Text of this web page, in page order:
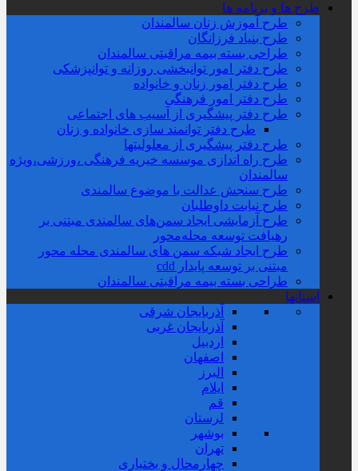
طرح ها و برنامه ها
طرح آموزش زنان سالمندان
طرح بنیاد فرزانگان
طراحی بسته بیمه مراقبتی سالمندان
طرح دفتر امور توانبخشی روزانه و توانپزشکی
طرح دفتر امور زنان و خانواده
طرح دفتر امور فرهنگی
طرح دفتر پیشگیری از آسیب های اجتماعی
طرح دفتر توانمند سازی خانواده و زنان
طرح دفتر پیشگیری از معلولیتها
طرح راه اندازی موسسه خیریه فرهنگی ،ورزشی،ویژه
سالمندان
طرح سنجش عدالت با موضوع سالمندی
طرح نیابت داوطلبان
طرح آزمایشی ایجاد سمن‌های سالمندی مبتنی بر
رهیافت توسعه محله‌‌محور
طرح ایجاد شبکه سمن های سالمندی محله محور
مبتنی بر توسعه پایدار cdd
طراحی بسته بیمه مراقبتی سالمندان
استانها
آذربایجان شرقی
آذربایجان غربی
اردبیل
اصفهان
البرز
ایلام
قم
لرستان
بوشهر
تهران
چهارمحال و بختیاری